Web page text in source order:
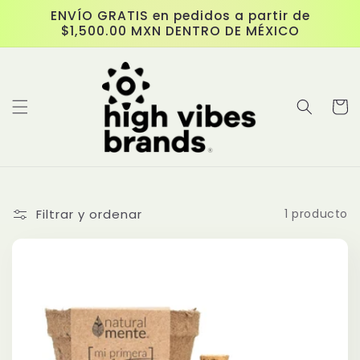
directamente
al contenido
ENVÍO GRATIS en pedidos a partir de
$1,500.00 MXN DENTRO DE MÉXICO
Carrito
Filtrar y ordenar 1 producto